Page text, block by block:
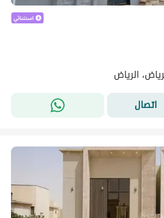
الرياض
اتصال